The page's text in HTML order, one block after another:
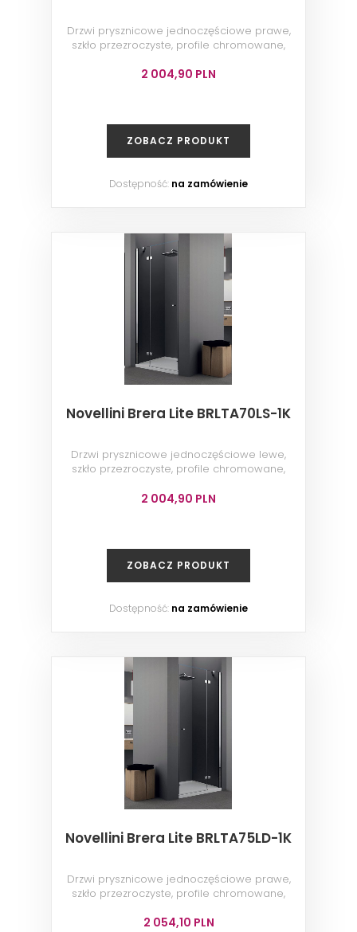
Drzwi prysznicowe jednoczęściowe prawe,
szkło przezroczyste, profile chromowane,
2 004,90 PLN
ZOBACZ PRODUKT
Dostępność: na zamówienie
Novellini Brera Lite BRLTA70LS-1K
Drzwi prysznicowe jednoczęściowe lewe,
szkło przezroczyste, profile chromowane,
2 004,90 PLN
ZOBACZ PRODUKT
Dostępność: na zamówienie
Novellini Brera Lite BRLTA75LD-1K
Drzwi prysznicowe jednoczęściowe prawe,
szkło przezroczyste, profile chromowane,
2 054,10 PLN